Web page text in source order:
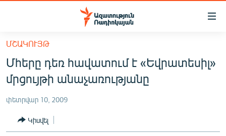
Մատչելիության
հիմնական
բովանդակությանը
Անցնել
հիմնական
մենյուին
ՀԱՅԱՍՏԱՆ
ՔԱՂԱՔԱԿԱՆ
ԸՆՏՐՈՒԹՅՈՒՆՆԵՐ 2026
ԻՐԱՎՈՒՆՔ
ՄՇԱԿՈՒՅԹ
Մհերը դեռ հավատում է «Եվրատեսիլ»
մրցույթի անաչառությանը
փետրվար 10, 2009
Կիսվել